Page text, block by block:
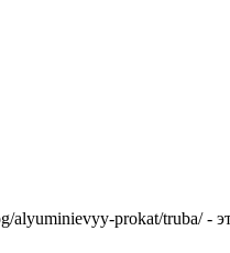
prokat/truba/ -